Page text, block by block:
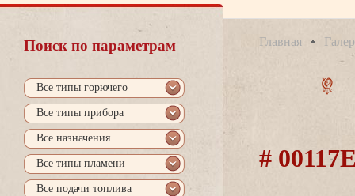
Поиск по параметрам
се типы горючего
се типы прибора
се назначения
се типы пламени
се подачи топлива
Главная
#